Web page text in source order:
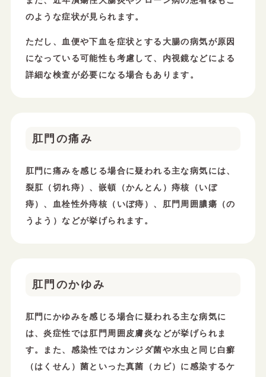
のような症状が見られます。
ただし、血便や下血を症状とする大腸の病気が原因
になっている可能性も考慮して、内視鏡などによる
詳細な検査が必要になる場合もあります。
肛門の痛み
肛門に痛みを感じる場合に疑われる主な病気には、
裂肛（切れ痔）、嵌頓（かんとん）痔核（いぼ
痔）、血栓性外痔核（いぼ痔）、肛門周囲膿瘍（の
うよう）などが挙げられます。
肛門のかゆみ
肛門にかゆみを感じる場合に疑われる主な病気に
は、炎症性では肛門周囲皮膚炎などが挙げられま
す。また、感染性ではカンジダ菌や水虫と同じ白癬
（はくせん）菌といった真菌（カビ）に感染するケ